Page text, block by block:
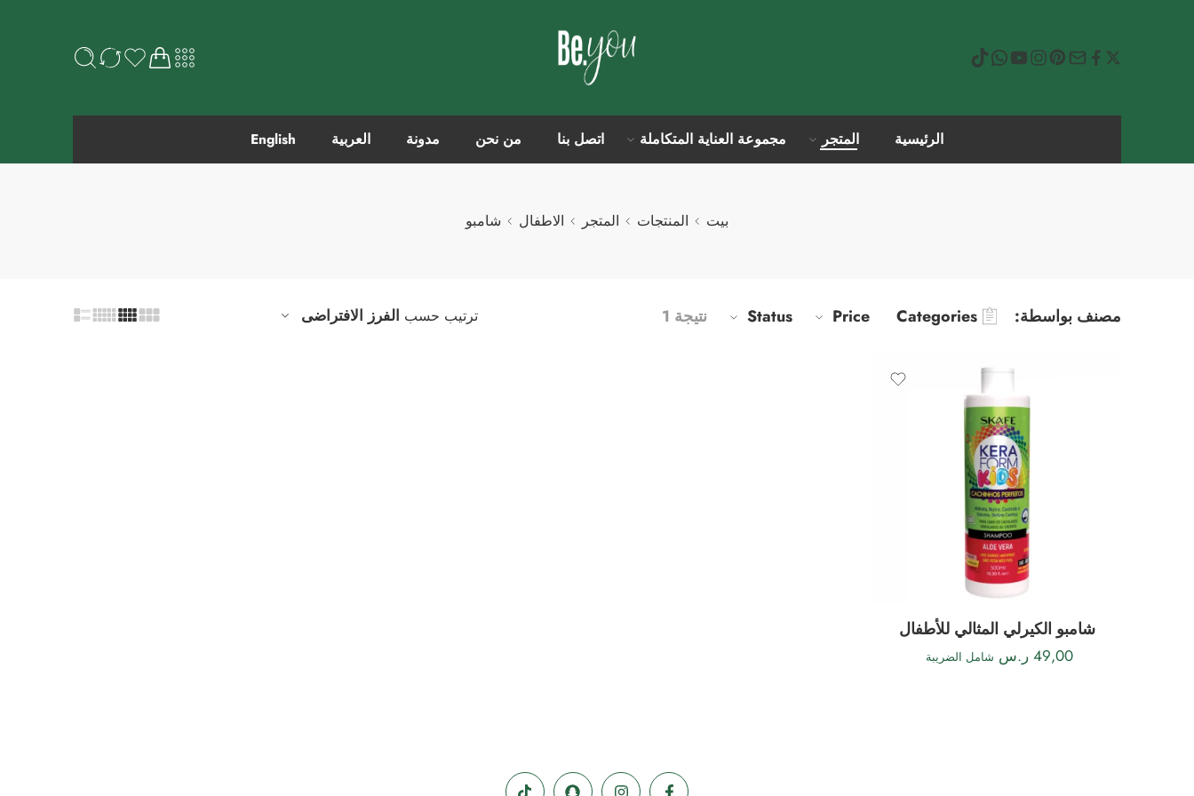
الرئيسية المتجر مجموعة العناية المتكاملة اتصل بنا من نحن مدونة العربية English
بيت المنتجات المتجر الاطفال شامبو
مصنف بواسطة: Categories
Price
Status نتيجة 1 ترتيب حسب الفرز الافتراضى
شامبو الكيرلي المثالي للأطفال
49,00 ر.س شامل الضريبة